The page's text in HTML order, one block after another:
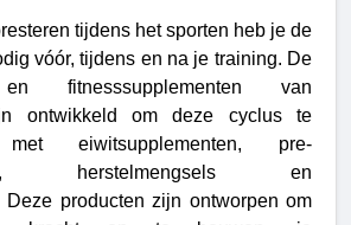
tijdens het sporten heb je de
vóór, tijdens en na je training. De
fitnesssupplementen van
ontwikkeld om deze cyclus te
met eiwitsupplementen, pre-
herstelmengsels en
Deze producten zijn ontworpen om